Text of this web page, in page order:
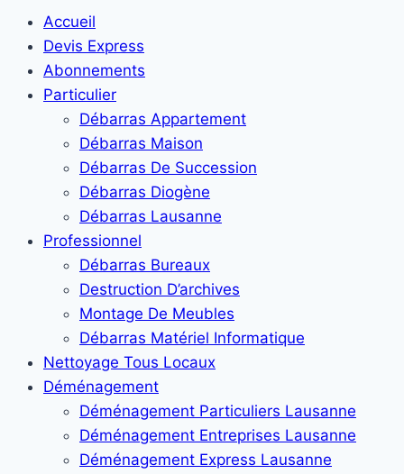
Accueil
Devis Express
Abonnements
Particulier
Débarras Appartement
Débarras Maison
Débarras De Succession
Débarras Diogène
Débarras Lausanne
Professionnel
Débarras Bureaux
Destruction D’archives
Montage De Meubles
Débarras Matériel Informatique
Nettoyage Tous Locaux
Déménagement
Déménagement Particuliers Lausanne
Déménagement Entreprises Lausanne
Déménagement Express Lausanne